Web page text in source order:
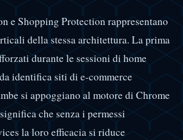
e Shopping Protection rappresentano
della stessa architettura. La prima
durante le sessioni di home
identifica siti di e-commerce
si appoggiano al motore di Chrome
che senza i permessi
la loro efficacia si riduce